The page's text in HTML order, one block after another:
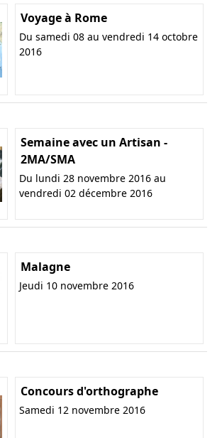
Voyage à Rome
Du samedi 08 au vendredi 14 octobre
2016
Semaine avec un Artisan -
2MA/SMA
Du lundi 28 novembre 2016 au
vendredi 02 décembre 2016
Malagne
Jeudi 10 novembre 2016
Concours d'orthographe
Samedi 12 novembre 2016